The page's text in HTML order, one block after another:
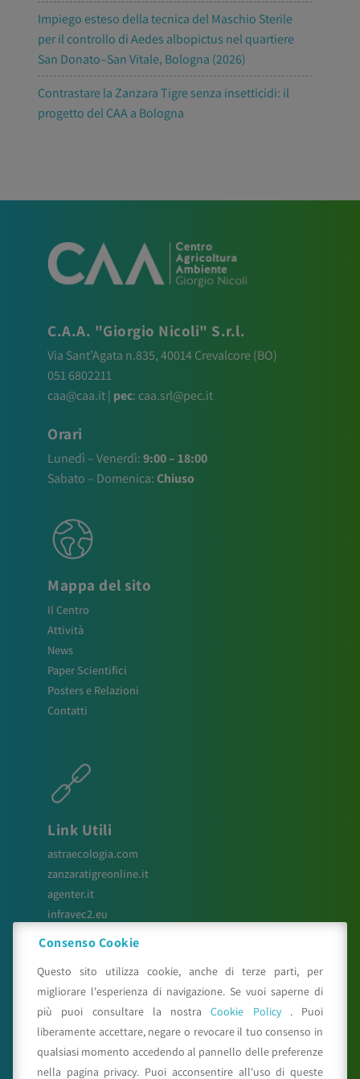
Impiego esteso della tecnica del Maschio Sterile
per il controllo di Aedes albopictus nel quartiere
San Donato–San Vitale, Bologna (2026)
Contrastare la Zanzara Tigre senza insetticidi: il
progetto del CAA a Bologna
C.A.A. "Giorgio Nicoli" S.r.l.
Via Sant’Agata n.835,40014Crevalcore(BO)
051 6802211
caa@caa.it| pec: caa.srl@pec.it
Orari
Lunedì – Venerdì:9:00 – 18:00
Sabato – Domenica: Chiuso
Mappa del sito
Il Centro
Attività
News
Paper Scientifici
Posters e Relazioni
Contatti
Link Utili
astraecologia.com
zanzaratigreonline.it
agenter.it
infravec2.eu
meteosystem.com
Seguici su
Consenso Cookie
Questo sito utilizza cookie, anche di terze parti, per
migliorare l'esperienza di navigazione. Se vuoi saperne di
più puoi consultare la nostraCookie Policy . Puoi
liberamente accettare, negare o revocare il tuo consenso in
qualsiasi momento accedendo al pannello delle preferenze
nella pagina privacy. Puoi acconsentire all'uso di queste